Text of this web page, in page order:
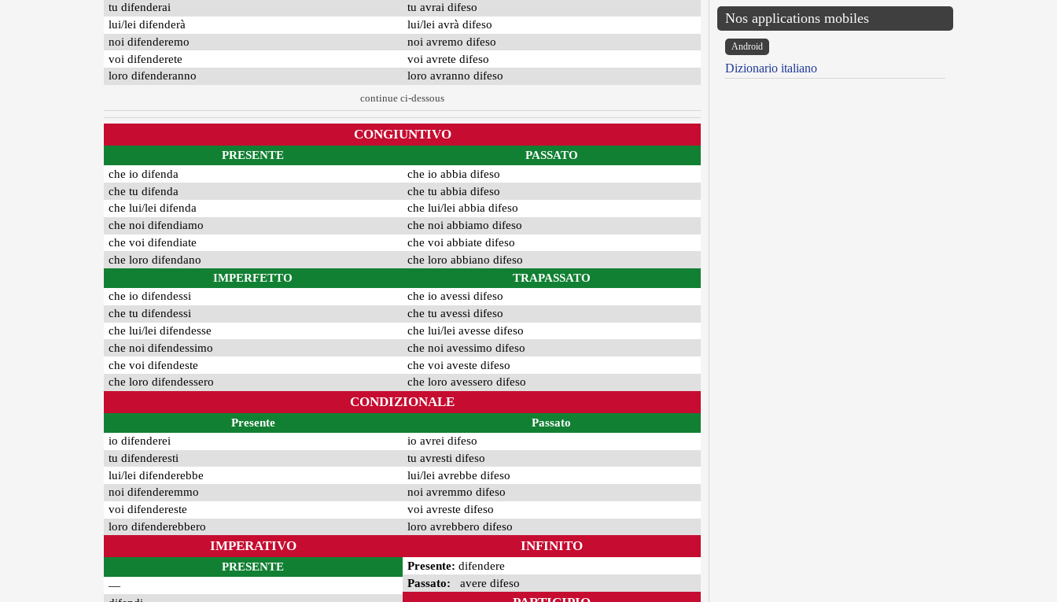
tu difenderai
lui/lei difenderà
noi difenderemo
voi difenderete
loro difenderanno
tu avrai difeso
lui/lei avrà difeso
noi avremo difeso
voi avrete difeso
loro avranno difeso
continue ci-dessous
CONGIUNTIVO
PRESENTE
che io difenda
che tu difenda
che lui/lei difenda
che noi difendiamo
che voi difendiate
che loro difendano
IMPERFETTO
che io difendessi
che tu difendessi
che lui/lei difendesse
che noi difendessimo
che voi difendeste
che loro difendessero
PASSATO
che io abbia difeso
che tu abbia difeso
che lui/lei abbia difeso
che noi abbiamo difeso
che voi abbiate difeso
che loro abbiano difeso
TRAPASSATO
che io avessi difeso
che tu avessi difeso
che lui/lei avesse difeso
che noi avessimo difeso
che voi aveste difeso
che loro avessero difeso
CONDIZIONALE
Presente
io difenderei
tu difenderesti
lui/lei difenderebbe
noi difenderemmo
voi difendereste
loro difenderebbero
Passato
io avrei difeso
tu avresti difeso
lui/lei avrebbe difeso
noi avremmo difeso
voi avreste difeso
loro avrebbero difeso
IMPERATIVO
PRESENTE
—
INFINITO
Presente: difendere
Passato: avere difeso
Nos applications mobiles
Android
Dizionario italiano